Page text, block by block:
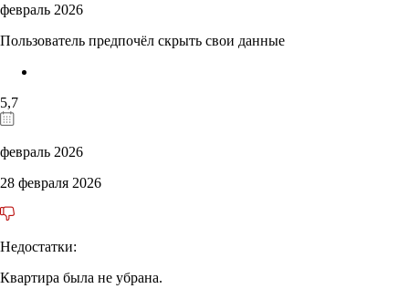
февраль 2026
Пользователь предпочёл скрыть свои данные
5,7
февраль 2026
28 февраля 2026
Недостатки:
Квартира была не убрана.